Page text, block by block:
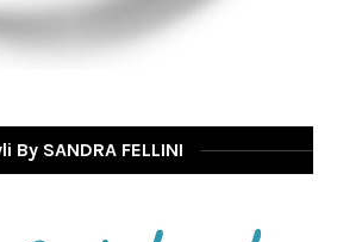
By SANDRA FELLINI